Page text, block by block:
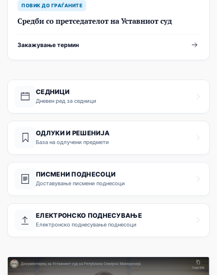
ПОВИК ДО ГРАЃАНИТЕ
Средби со претседателот на Уставниот суд
Закажување термин
СЕДНИЦИ
Дневен ред за седници
ОДЛУКИ И РЕШЕНИЈА
База на одлучени предмети
ПИСМЕНИ ПОДНЕСОЦИ
Доставување писмени поднесоци
ЕЛЕКТРОНСКО ПОДНЕСУВАЊЕ
Електронско поднесување поднесоци